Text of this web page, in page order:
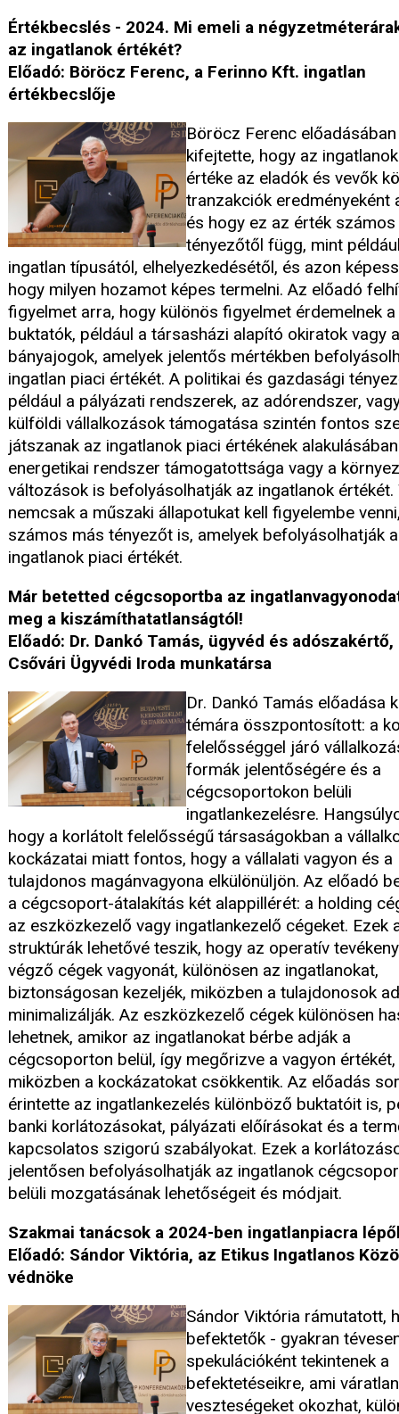
Értékbecslés - 2024. Mi emeli a
az ingatlanok értékét?
Előadó: Böröcz Ferenc, a Ferinno Kft. ingatlan
értékbecslője
Böröcz Ferenc előadásában
kifejtette, hogy az
értéke az eladók és vevők
tranzakciók eredményeként
és hogy ez az érték számos
tényezőtől függ, mint
ingatlan típusától, elhelyezkedésétől, és azon
hogy milyen hozamot képes termelni. Az előadó
figyelmet arra, hogy különös figyelmet érdemelnek
buktatók, például a társasházi alapító okiratok vagy a
bányajogok, amelyek jelentős mértékben
ingatlan piaci értékét. A politikai és gazdasági
például a pályázati rendszerek, az adórendszer,
külföldi vállalkozások támogatása szintén fontos
játszanak az ingatlanok piaci értékének
energetikai rendszer támogatottsága vagy a
változások is befolyásolhatják az ingatlanok értékét.
nemcsak a műszaki állapotukat kell figyelembe
számos más tényezőt is, amelyek befolyásolhatják
ingatlanok piaci értékét.
Már betetted cégcsoportba az
meg a kiszámíthatatlanságtól!
Előadó: Dr. Dankó Tamás, ügyvéd és adószakértő,
Csővári Ügyvédi Iroda munkatársa
Dr. Dankó Tamás előadása
témára összpontosított: a
felelősséggel járó
formák jelentőségére és a
cégcsoportokon belüli
ingatlankezelésre.
hogy a korlátolt felelősségű társaságokban a
kockázatai miatt fontos, hogy a vállalati vagyon és a
tulajdonos magánvagyona elkülönüljön. Az előadó
a cégcsoport-átalakítás két alappillérét: a holding
az eszközkezelő vagy ingatlankezelő cégeket. Ezek
struktúrák lehetővé teszik, hogy az operatív
végző cégek vagyonát, különösen az ingatlanokat,
biztonságosan kezeljék, miközben a tulajdonosok
minimalizálják. Az eszközkezelő cégek különösen
lehetnek, amikor az ingatlanokat bérbe adják a
cégcsoporton belül, így megőrizve a vagyon értékét,
miközben a kockázatokat csökkentik. Az előadás
érintette az ingatlankezelés különböző buktatóit is,
banki korlátozásokat, pályázati előírásokat és a
kapcsolatos szigorú szabályokat. Ezek a
jelentősen befolyásolhatják az ingatlanok
belüli mozgatásának lehetőségeit és módjait.
Szakmai tanácsok a 2024-ben ingatlanpiacra
Előadó: Sándor Viktória, az Etikus Ingatlanos
védnöke
Sándor Viktória rámutatott,
befektetők - gyakran
spekulációként tekintenek a
befektetéseikre, ami váratlan
veszteségeket okozhat,